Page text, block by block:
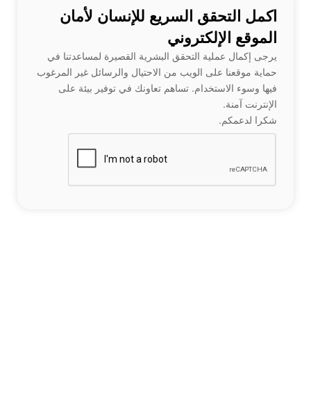
اكمل التحقق السريع للإنسان لأمان
الموقع الإلكتروني
يرجى إكمال عملية التحقق البشرية القصيرة لمساعدتنا في
حماية موقعنا على الويب من الاحتيال والرسائل غير المرغوب
فيها وسوء الاستخدام. تساهم تعاونك في توفير بيئة على
الإنترنت آمنة.
شكرا لدعمكم.